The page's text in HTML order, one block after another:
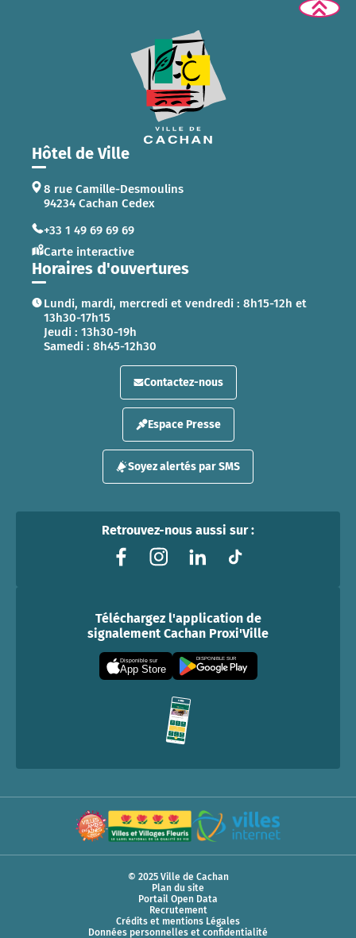
Hôtel de Ville
8 rue Camille-Desmoulins
94234 Cachan Cedex
+33 1 49 69 69 69
Carte interactive
Horaires d'ouvertures
Lundi, mardi, mercredi et vendredi : 8h15-12h et
13h30-17h15
Jeudi : 13h30-19h
Samedi : 8h45-12h30
Contactez-nous
Espace Presse
Soyez alertés par SMS
Retrouvez-nous aussi sur :
Téléchargez l'application de
signalement Cachan Proxi'Ville
Disponible sur
App Store
DISPONIBLE SUR
© 2025 Ville de Cachan
Plan du site
Portail Open Data
Recrutement
Crédits et mentions Légales
Données personnelles et confidentialité